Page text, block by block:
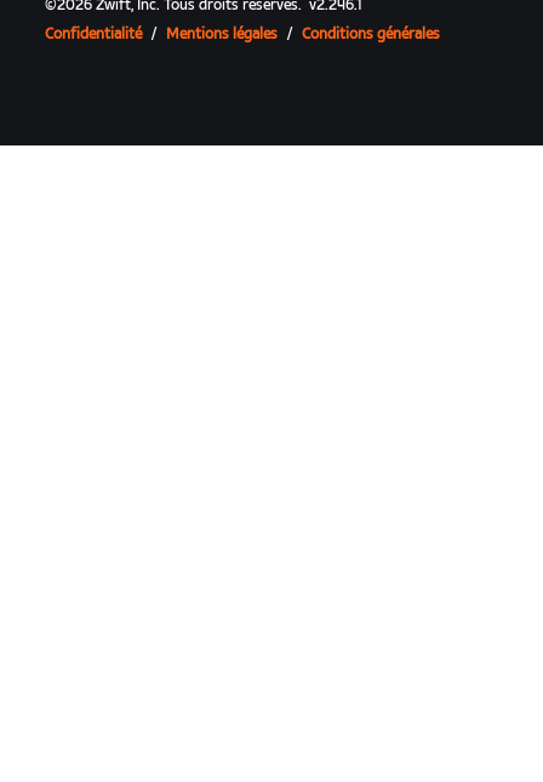
©2026 Zwift, Inc.Tous droits réservés. v2.246.1
Confidentialité / Mentions légales / Conditions générales